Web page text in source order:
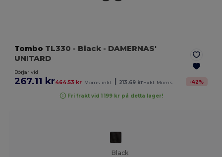
Tombo TL330 - Black - DAMERNAS'
UNITARD
Börjar vid
267.11 kr464.53 kr Moms inkl. 213.69 krExkl. Moms -42%
Fri frakt vid 1 199 kr på detta lager!
Black